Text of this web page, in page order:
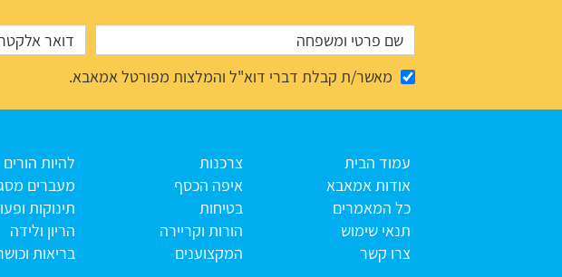
מאשר/ת קבלת דברי דוא"ל והמלצות מפורטל אמאבא.
עמוד הבית
אודות אמאבא
כל המאמרים
תנאי שימוש
צרו קשר
צרכנות
איפה הכסף
בטיחות
הורות וקריירה
המקצוענים
להיות הורים
מעברים
תינוקות
הריון ולידה
בריאות